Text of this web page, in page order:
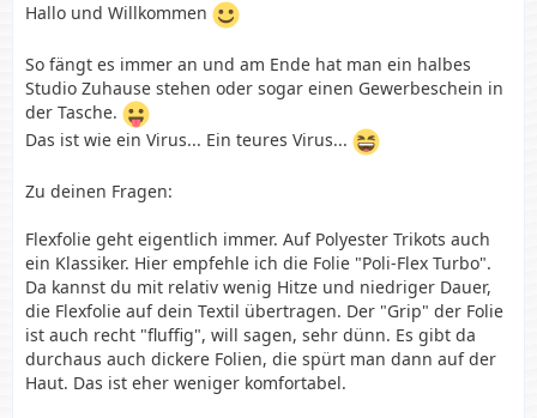
Hallo und Willkommen
So fängt es immer an und am Ende hat man ein halbes
Studio Zuhause stehen oder sogar einen Gewerbeschein in
der Tasche.
Das ist wie ein Virus... Ein teures Virus...
Zu deinen Fragen:
Flexfolie geht eigentlich immer. Auf Polyester Trikots auch
ein Klassiker. Hier empfehle ich die Folie "Poli-Flex Turbo".
Da kannst du mit relativ wenig Hitze und niedriger Dauer,
die Flexfolie auf dein Textil übertragen. Der "Grip" der Folie
ist auch recht "fluffig", will sagen, sehr dünn. Es gibt da
durchaus auch dickere Folien, die spürt man dann auf der
Haut. Das ist eher weniger komfortabel.